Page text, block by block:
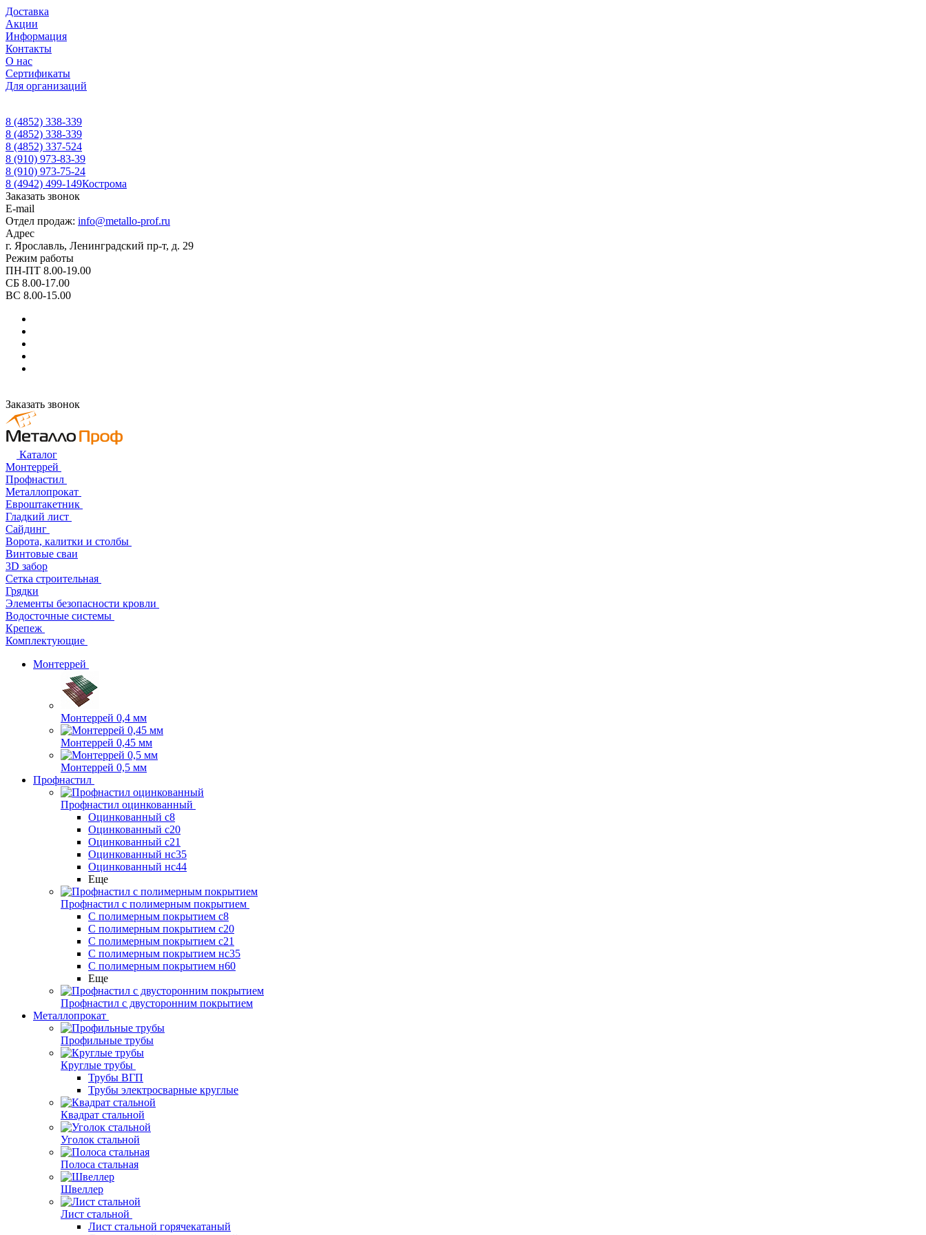
Доставка
Акции
Информация
Контакты
О нас
Сертификаты
Для организаций
8 (4852) 338-339
8 (4852) 338-339
8 (4852) 337-524
8 (910) 973-83-39
8 (910) 973-75-24
8 (4942) 499-149Кострома
Заказать звонок
E-mail
Отдел продаж: info@metallo-prof.ru
Адрес
г. Ярославль, Ленинградский пр-т, д. 29
Режим работы
ПН-ПТ 8.00-19.00
СБ 8.00-17.00
ВС 8.00-15.00
Заказать звонок
Каталог
Монтеррей
Профнастил
Металлопрокат
Евроштакетник
Гладкий лист
Сайдинг
Ворота, калитки и столбы
Винтовые сваи
3D забор
Сетка строительная
Грядки
Элементы безопасности кровли
Водосточные системы
Крепеж
Комплектующие
Монтеррей
Монтеррей 0,4 мм
Монтеррей 0,45 мм
Монтеррей 0,5 мм
Профнастил
Профнастил оцинкованный
Оцинкованный с8
Оцинкованный с20
Оцинкованный с21
Оцинкованный нс35
Оцинкованный нс44
Еще
Профнастил с полимерным покрытием
С полимерным покрытием с8
С полимерным покрытием с20
С полимерным покрытием с21
С полимерным покрытием нс35
С полимерным покрытием н60
Еще
Профнастил с двусторонним покрытием
Металлопрокат
Профильные трубы
Круглые трубы
Трубы ВГП
Трубы электросварные круглые
Квадрат стальной
Уголок стальной
Полоса стальная
Швеллер
Лист стальной
Лист стальной горячекатаный